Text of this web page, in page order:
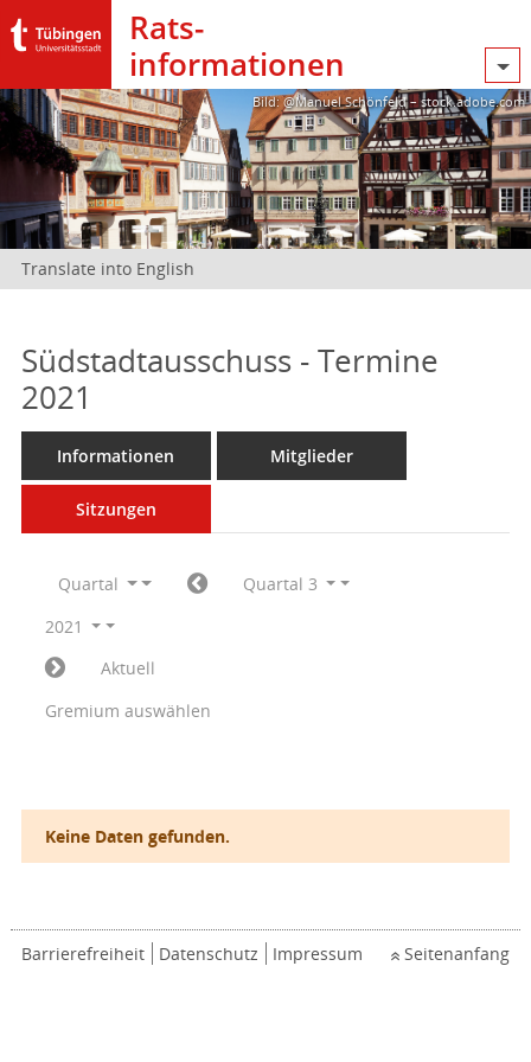
Rats­
informationen
Bild: @Manuel Schönfeld – stock.adobe.com
Translate into English
Südstadtausschuss - Termine
2021
Informationen Mitglieder
Sitzungen
Quartal
Quartal 3
2021
Aktuell
Gremium auswählen
Keine Daten gefunden.
Barrierefreiheit Datenschutz Impressum Seitenanfang